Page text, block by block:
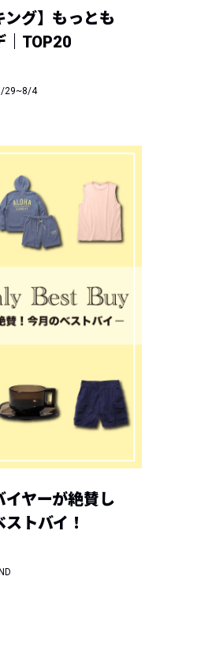
ング】もっとも
｜TOP20
29~8/4
イヤーが絶賛し
トバイ！